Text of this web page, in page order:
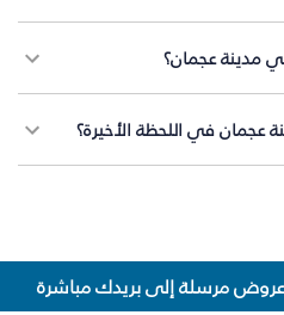
مدينة عجمان؟
عجمان في اللحظة الأخيرة؟
مرسلة إلى بريدك مباشرة